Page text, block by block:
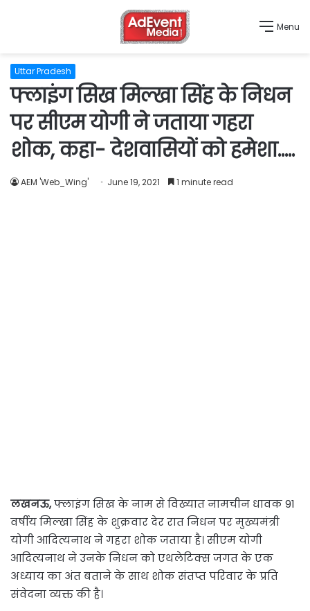
Menu
Uttar Pradesh
फ्लाइंग सिख मिल्खा सिंह के निधन
पर सीएम योगी ने जताया गहरा
शोक, कहा- देशवासियों को हमेशा…..
AEM 'Web_Wing' June 19, 2021 1 minute read
लखनऊ,फ्लाइंग सिख के नाम से विख्यात नामचीन धावक 91
वर्षीय मिल्खा सिंह के शुक्रवार देर रात निधन पर मुख्यमंत्री
योगी आदित्यनाथ ने गहरा शोक जताया है। सीएम योगी
आदित्यनाथ ने उनके निधन को एथलेटिक्स जगत के एक
अध्याय का अंत बताने के साथ शोक संतप्त परिवार के प्रति
संवेदना व्यक्त की है।